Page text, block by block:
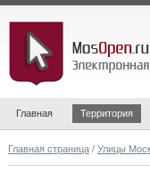
Главная Территория
Главная страница / Улицы